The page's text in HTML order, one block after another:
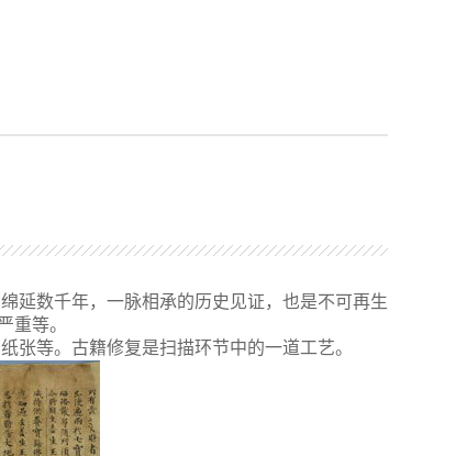
延数千年，一脉相承的历史见证，也是不可再生
重等。
张等。古籍修复是扫描环节中的一道工艺。